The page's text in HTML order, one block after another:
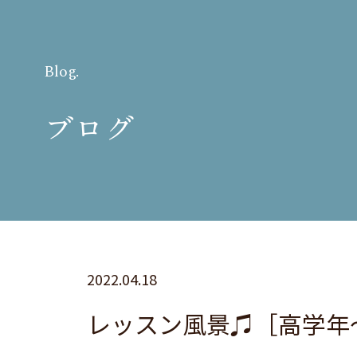
Blog.
ブログ
2022.04.18
レッスン風景♫［高学年